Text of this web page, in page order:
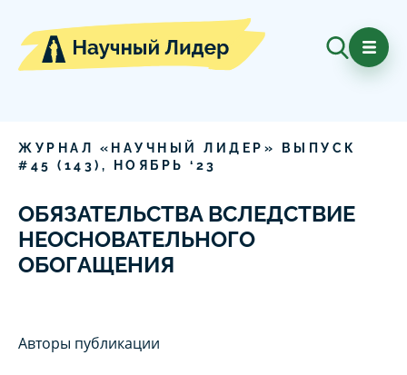
ЖУРНАЛ «НАУЧНЫЙ ЛИДЕР» ВЫПУСК
# 45 ( 143), НОЯБРЬ ‘ 23
ОБЯЗАТЕЛЬСТВА ВСЛЕДСТВИЕ
НЕОСНОВАТЕЛЬНОГО
ОБОГАЩЕНИЯ
Авторы публикации